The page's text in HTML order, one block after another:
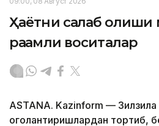
Ҳаётни сақлаб
рақамли воситалар
ASTANA. Kazinform — Зилзила
огоҳлантиришлардан тортиб,